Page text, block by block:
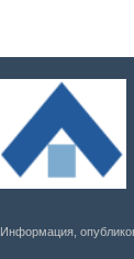
Информация,